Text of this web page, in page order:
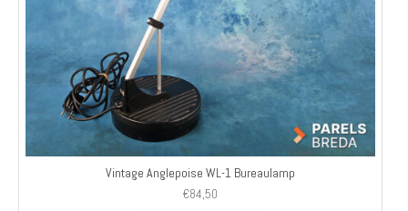
Vintage Anglepoise WL-1 Bureaulamp
€84,50